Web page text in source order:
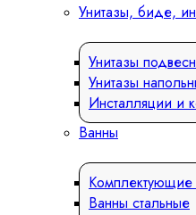
Унитазы, биде,
Унитазы
Унитазы
Инсталляции и
Ванны
Комплектующие
Ванны стальные